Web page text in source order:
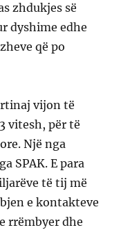
zhdukjes së
dyshime edhe
që po
vijon të
vitesh, për të
Një nga
SPAK. E para
të tij më
e kontakteve
rrëmbyer dhe